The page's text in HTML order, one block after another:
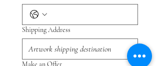
Shipping Address
Make an Offer